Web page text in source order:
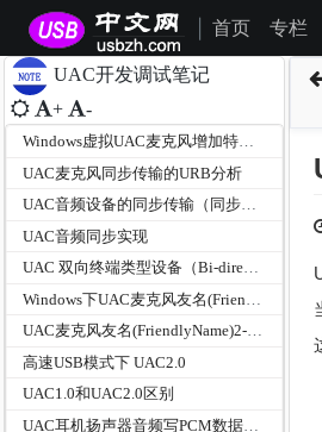
首页 专栏
UAC开发调试笔记
+ -
Windows虚拟UAC麦克风增加特性单元的开发调试笔记
UAC麦克风同步传输的URB分析
UAC音频设备的同步传输（同步、自适应、异步）模式区分
UAC音频同步实现
UAC 双向终端类型设备（Bi-directional Terminal Types）
UAC麦克风友名(FriendlyName)2-/3-数字编号处理工具
高速USB模式下 UAC2.0
UAC1.0和UAC2.0区别